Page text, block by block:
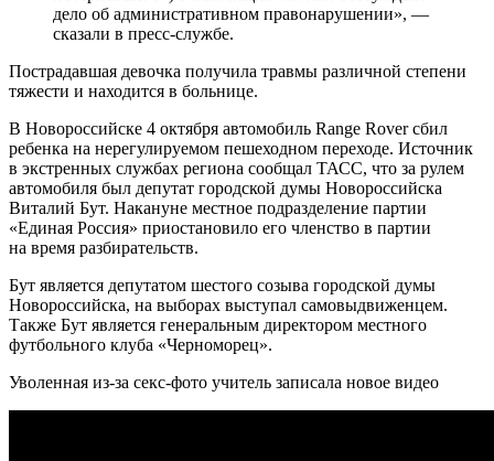
дело об административном правонарушении», —
сказали в пресс-службе.
Пострадавшая девочка получила травмы различной степени
тяжести и находится в больнице.
В Новороссийске 4 октября автомобиль Range Rover сбил
ребенка на нерегулируемом пешеходном переходе. Источник
в экстренных службах региона сообщал ТАСС, что за рулем
автомобиля был депутат городской думы Новороссийска
Виталий Бут. Накануне местное подразделение партии
«Единая Россия» приостановило его членство в партии
на время разбирательств.
Бут является депутатом шестого созыва городской думы
Новороссийска, на выборах выступал самовыдвиженцем.
Также Бут является генеральным директором местного
футбольного клуба «Черноморец».
Уволенная из-за секс-фото учитель записала новое видео